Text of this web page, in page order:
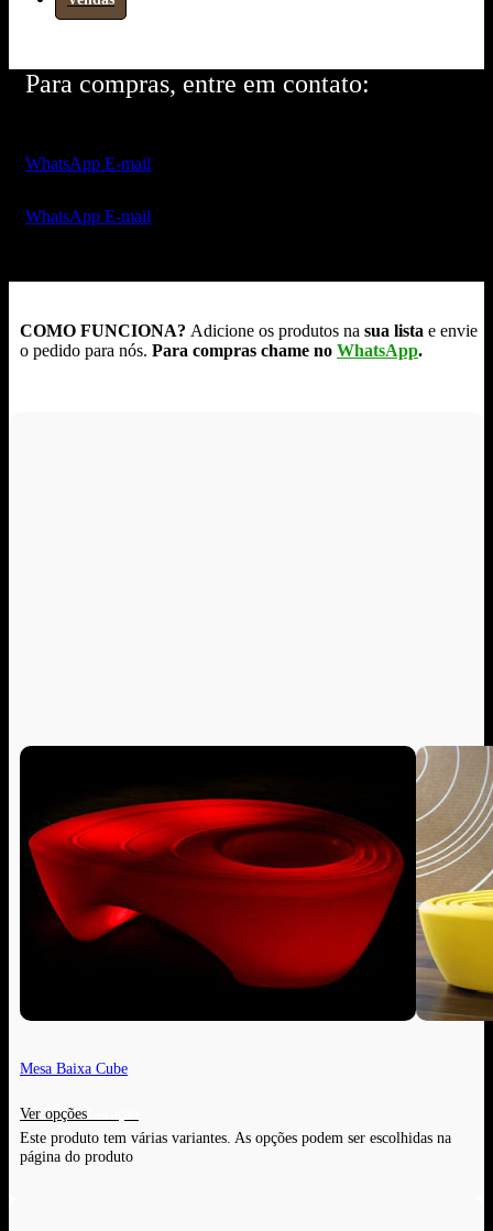
Para compras, entre em contato:
WhatsApp E-mail
WhatsApp E-mail
COMO FUNCIONA? Adicione os produtos na sua lista e envie
o pedido para nós. Para compras chame no WhatsApp.
Mesa Baixa Cube
Ver opções
Este produto tem várias variantes. As opções podem ser escolhidas na
página do produto